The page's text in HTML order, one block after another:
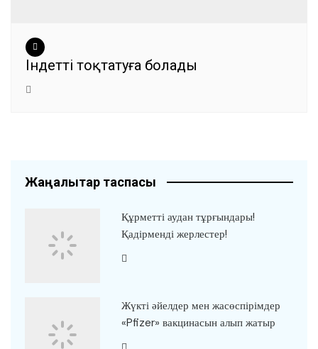
Індетті тоқтатуға болады
Жаңалықтар таспасы
Құрметті аудан тұрғындары!
Қадірменді жерлестер!
Жүкті әйелдер мен жасөспірімдер
«Pfizer» вакцинасын алып жатыр